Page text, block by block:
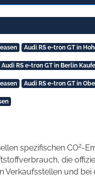
Audi RS e-tron GT in
Audi RS e-tron GT in Berlin
Audi RS e-tron GT in
spezifischen CO2-
die
und